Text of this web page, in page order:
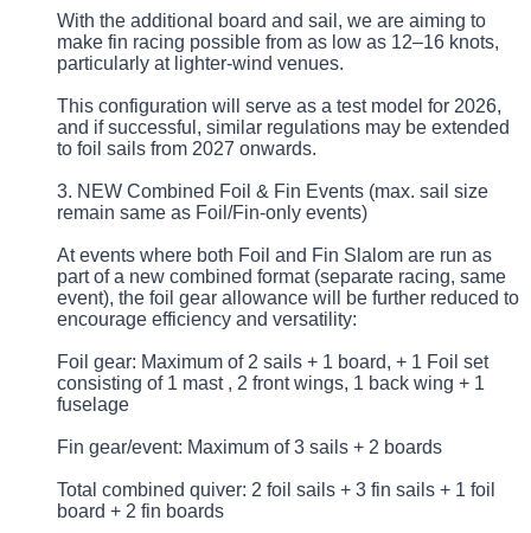
With the additional board and sail, we are aiming to
make fin racing possible from as low as 12–16 knots,
particularly at lighter-wind venues.
This configuration will serve as a test model for 2026,
and if successful, similar regulations may be extended
to foil sails from 2027 onwards.
3. NEW Combined Foil & Fin Events (max. sail size
remain same as Foil/Fin-only events)
At events where both Foil and Fin Slalom are run as
part of a new combined format (separate racing, same
event), the foil gear allowance will be further reduced to
encourage efficiency and versatility:
Foil gear: Maximum of 2 sails + 1 board, + 1 Foil set
consisting of 1 mast , 2 front wings, 1 back wing + 1
fuselage
Fin gear/event: Maximum of 3 sails + 2 boards
Total combined quiver: 2 foil sails + 3 fin sails + 1 foil
board + 2 fin boards